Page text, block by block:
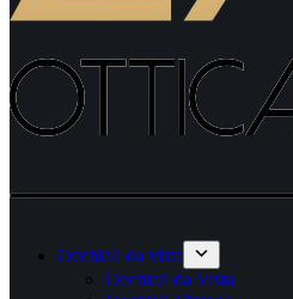
Occhiali da vista
Occhiali da Vista